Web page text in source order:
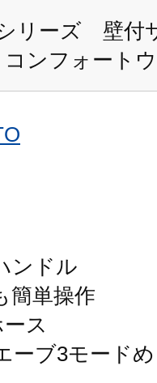
リーズ 壁付
ンフォート
ンドル
簡単操作
ス
ーブ3モード